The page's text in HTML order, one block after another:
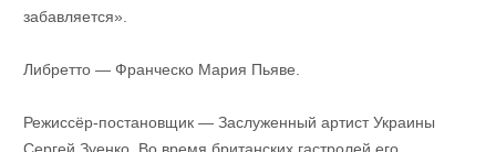
забавляется».
Либретто — Франческо Мария Пьяве.
Режиссёр-постановщик — Заслуженный артист Украины